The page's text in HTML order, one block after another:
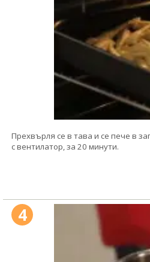
Прехвърля се в тава и се пече в
с вентилатор, за 20 минути.
4